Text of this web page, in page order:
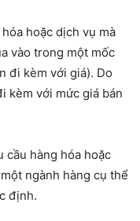
hoặc dịch vụ mà
vào trong một mốc
đi kèm với giá). Do
kèm với mức giá bán
cầu hàng hóa hoặc
ngành hàng cụ thể
định.